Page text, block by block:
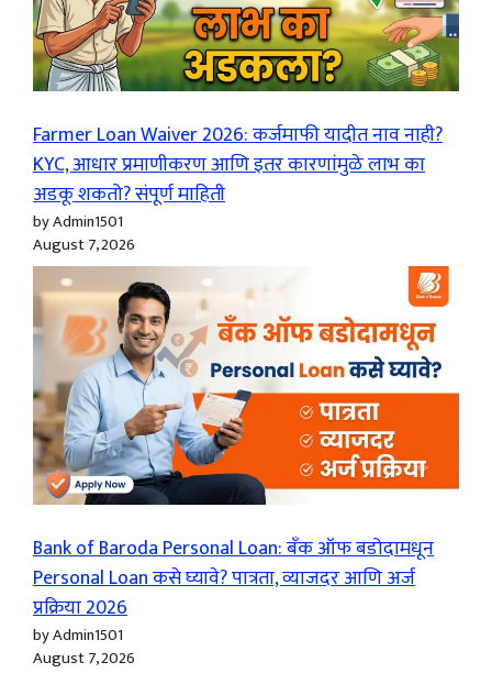
Farmer Loan Waiver 2026: कर्जमाफी यादीत नाव नाही?
KYC, आधार प्रमाणीकरण आणि इतर कारणांमुळे लाभ का
अडकू शकतो? संपूर्ण माहिती
by Admin1501
August 7, 2026
Bank of Baroda Personal Loan: बँक ऑफ बडोदामधून
Personal Loan कसे घ्यावे? पात्रता, व्याजदर आणि अर्ज
प्रक्रिया 2026
by Admin1501
August 7, 2026